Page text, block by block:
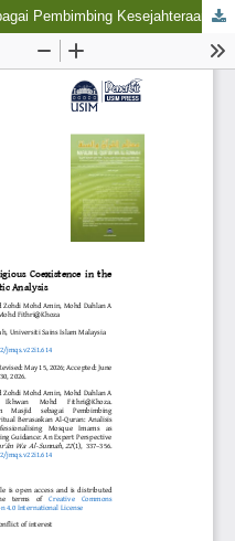
Profesionalisme Imam Masjid sebagai Pembimbing Kesejahteraan Psikospiritual Berasaskan Al-Quran: Analisis Perspektif Pakar